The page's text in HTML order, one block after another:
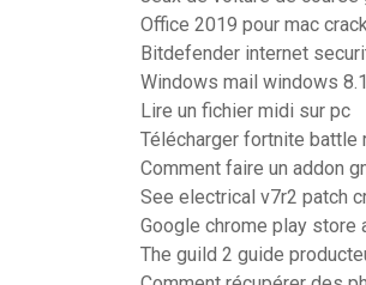
Office 2019 pour mac
Bitdefender internet
Windows mail windows
Lire un fichier midi sur pc
Télécharger fortnite battle
Comment faire un addon
See electrical v7r2 patch
Google chrome play store
The guild 2 guide